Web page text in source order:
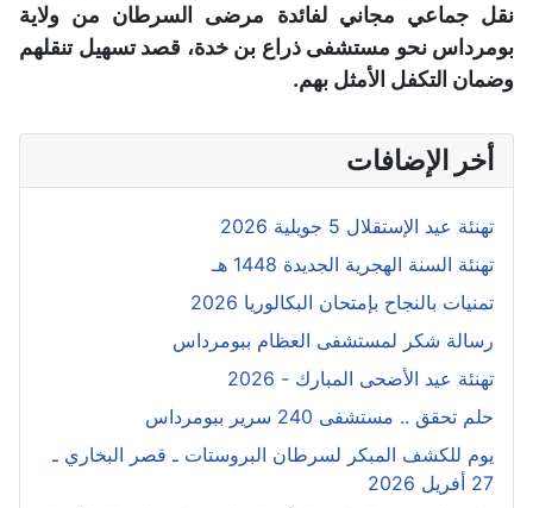
نقل جماعي مجاني لفائدة مرضى السرطان من ولاية
بومرداس نحو مستشفى ذراع بن خدة، قصد تسهيل تنقلهم
وضمان التكفل الأمثل بهم.
أخر الإضافات
تهنئة عيد الإستقلال 5 جويلية 2026
تهنئة السنة الهجرية الجديدة 1448 هـ
تمنيات بالنجاح بإمتحان البكالوريا 2026
رسالة شكر لمستشفى العظام ببومرداس
تهنئة عيد الأضحى المبارك - 2026
حلم تحقق .. مستشفى 240 سرير ببومرداس
يوم للكشف المبكر لسرطان البروستات ـ قصر البخاري ـ
27 أفريل 2026